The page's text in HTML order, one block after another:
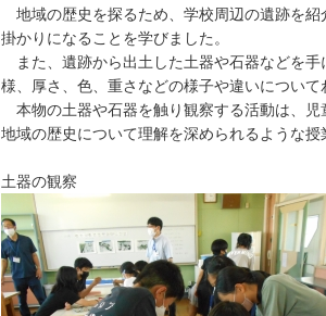
地域の歴史を探るため、学校周辺の遺跡を
掛かりになることを学びました。
また、遺跡から出土した土器や石器などを
様、厚さ、色、重さなどの様子や違いについ
本物の土器や石器を触り観察する活動は、
地域の歴史について理解を深められるような授
土器の観察